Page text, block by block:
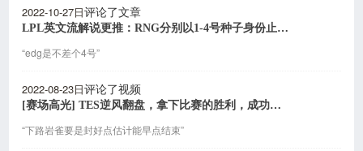
2022-10-27日评论了文章
LPL英文流解说更推：RNG分别以1-4号种子身份止步S赛八强
“edg是不差个4号”
2022-08-23日评论了视频
[赛场高光] TES逆风翻盘，拿下比赛的胜利，成功进军世界赛！
“下路岩雀要是封好点估计能早点结束”